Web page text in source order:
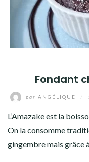
Fondant
par ANGÉLIQUE
L’Amazake est la
On la consomme
gingembre mais grâce